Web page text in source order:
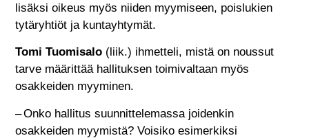
lisäksi oikeus myös niiden myymiseen, poislukien
tytäryhtiöt ja kuntayhtymät.
Tomi Tuomisalo (liik.) ihmetteli, mistä on noussut
tarve määrittää hallituksen toimivaltaan myös
osakkeiden myyminen.
– Onko hallitus suunnittelemassa joidenkin
osakkeiden myymistä? Voisiko esimerkiksi